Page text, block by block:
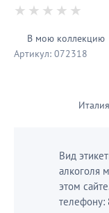
В мою коллекцию
Артикул: 072318
Италия
Вид
алкоголя
этом
телефону: